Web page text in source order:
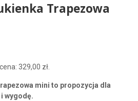
Trapezowa
329,00 zł.
mini to propozycja dla
wygodę.